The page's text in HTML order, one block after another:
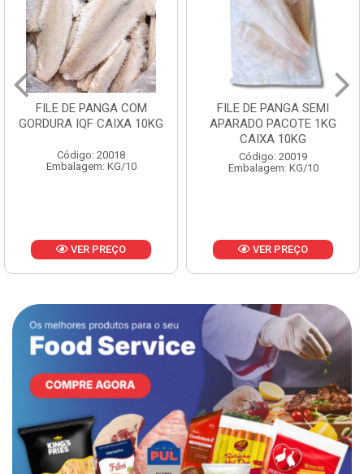
10KG
FILE DE PANGA SEMI
APARADO PACOTE 1KG
Código: 20019
Embalagem: KG/10
VER PREÇO
POLACA
PESCAMARES
Código:
Embalagem:
VER